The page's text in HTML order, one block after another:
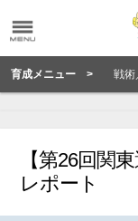
育成メニュー > 戦術
【第26回関
レポート